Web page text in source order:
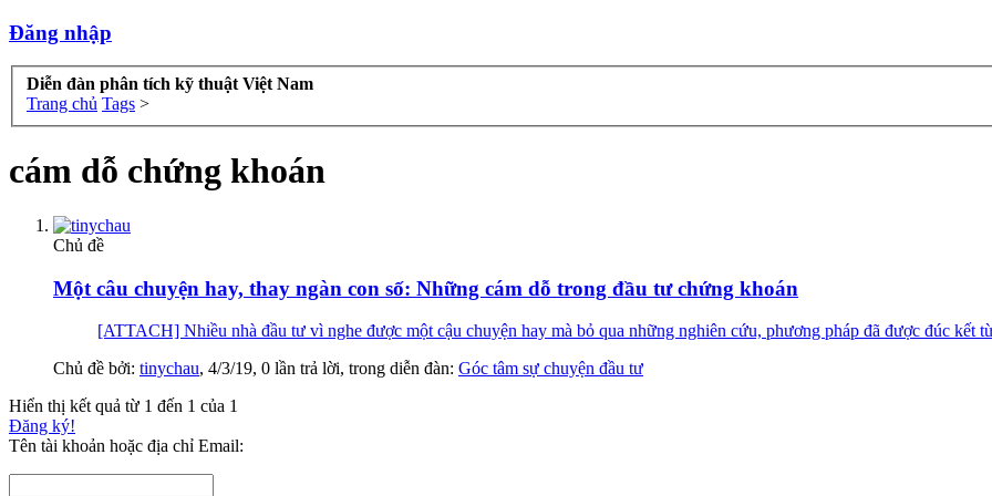
Đăng nhập
Diễn đàn phân tích kỹ thuật Việt Nam
Trang chủ Tags >
cám dỗ chứng khoán
Chủ đề
Một câu chuyện hay, thay ngàn con số: Những cám dỗ trong đầu tư chứng khoán
[ATTACH] Nhiều nhà đầu tư vì nghe được một cậu chuyện hay mà bỏ qua những nghiên cứu, phương pháp đã được đúc kết
Chủ đề bởi: tinychau, 4/3/19, 0 lần trả lời, trong diễn đàn: Góc tâm sự chuyện đầu tư
Hiển thị kết quả từ 1 đến 1 của 1
Đăng ký!
Tên tài khoản hoặc địa chỉ Email: